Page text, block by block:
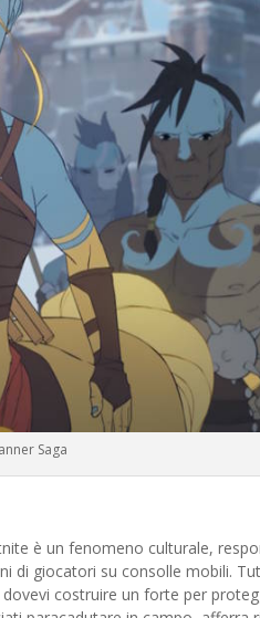
Saga
è un fenomeno culturale,
di giocatori su consolle mobili.
costruire un forte per